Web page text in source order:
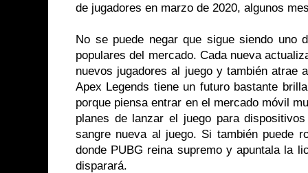
de jugadores en marzo de 2020, algunos
No se puede negar que sigue siendo uno
populares del mercado. Cada nueva
nuevos jugadores al juego y también atrae
Apex Legends tiene un futuro bastante
porque piensa entrar en el mercado móvil
planes de lanzar el juego para
sangre nueva al juego. Si también puede
donde PUBG reina supremo y apuntala la
disparará.